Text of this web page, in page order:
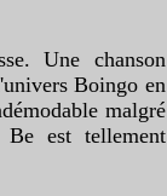
Une chanson
Boingo en
malgré
est tellement